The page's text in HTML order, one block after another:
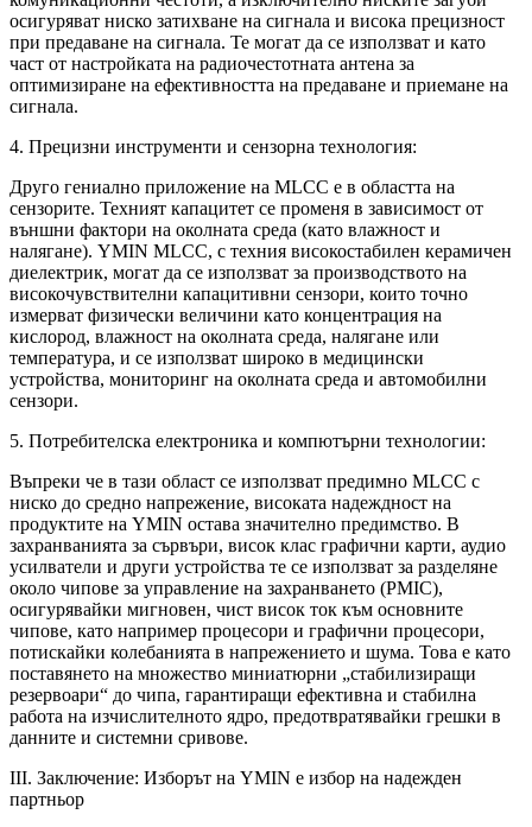
осигуряват ниско затихване на сигнала и висока прецизност
при предаване на сигнала. Те могат да се използват и като
част от настройката на радиочестотната антена за
оптимизиране на ефективността на предаване и приемане на
сигнала.
4. Прецизни инструменти и сензорна технология:
Друго гениално приложение на MLCC е в областта на
сензорите. Техният капацитет се променя в зависимост от
външни фактори на околната среда (като влажност и
налягане). YMIN MLCC, с техния високостабилен керамичен
диелектрик, могат да се използват за производството на
високочувствителни капацитивни сензори, които точно
измерват физически величини като концентрация на
кислород, влажност на околната среда, налягане или
температура, и се използват широко в медицински
устройства, мониторинг на околната среда и автомобилни
сензори.
5. Потребителска електроника и компютърни технологии:
Въпреки че в тази област се използват предимно MLCC с
ниско до средно напрежение, високата надеждност на
продуктите на YMIN остава значително предимство. В
захранванията за сървъри, висок клас графични карти, аудио
усилватели и други устройства те се използват за разделяне
около чипове за управление на захранването (PMIC),
осигурявайки мигновен, чист висок ток към основните
чипове, като например процесори и графични процесори,
потискайки колебанията в напрежението и шума. Това е като
поставянето на множество миниатюрни „стабилизиращи
резервоари“ до чипа, гарантиращи ефективна и стабилна
работа на изчислителното ядро, предотвратявайки грешки в
данните и системни сривове.
III. Заключение: Изборът на YMIN е избор на надежден
партньор